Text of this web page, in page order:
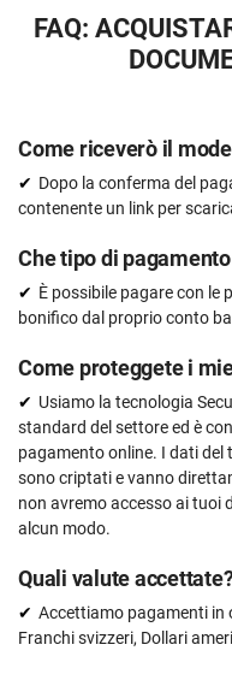
FAQ:
Come riceverò il
Dopo la conferma del
contenente un link per
Che tipo di
È possibile pagare con le
bonifico dal proprio conto
Come proteggete i
Usiamo la tecnologia
standard del settore ed è
pagamento online. I dati
sono criptati e vanno
non avremo accesso ai tuoi
alcun modo.
Quali valute
Accettiamo pagamenti in
Franchi svizzeri, Dollari